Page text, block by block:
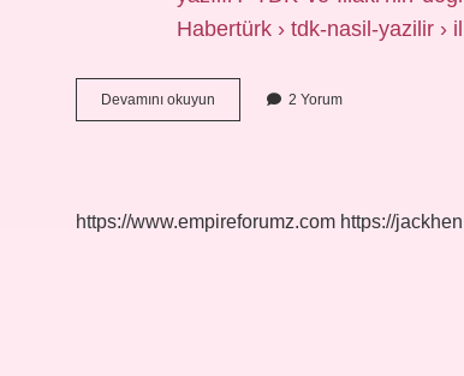
Habertürk › tdk-nasil-yazilir ›
Devamını okuyun
Nasıl
2 Yorum
https://www.empireforumz.com https://